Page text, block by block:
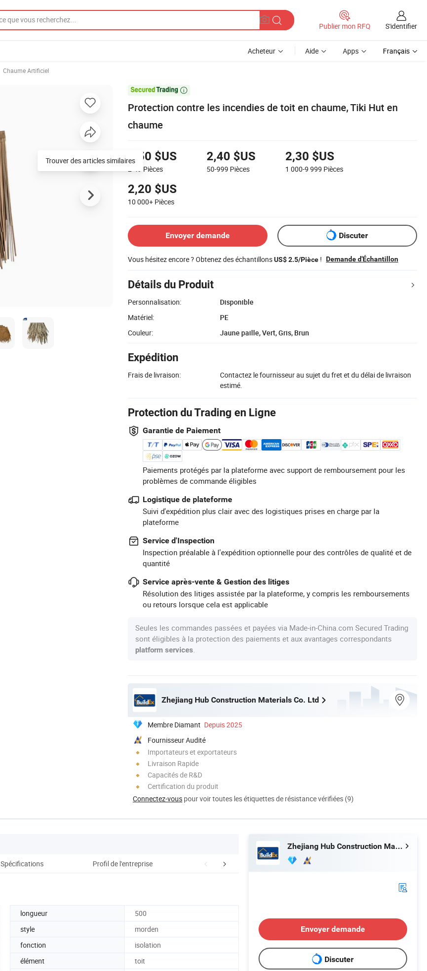
Publier mon RFQ S'identifier
Acheteur Aide Apps Français
Chaume Artificiel

Protection contre les incendies de toit en chaume, Tiki Hut en
chaume
2,50 $US
2-49 Pièces
2,40 $US
50-999 Pièces
2,30 $US
1 000-9 999 Pièces
2,20 $US
10 000+ Pièces
Envoyer demande Discuter
Vous hésitez encore ? Obtenez des échantillonsUS$ 2.5/Pièce ! Demande d'Échantillon
Détails du Produit
Personnalisation:
Disponible
Matériel:
PE
Couleur:
Jaune paille, Vert, Gris, Brun
Expédition
Frais de livraison:
Contactez le fournisseur au sujet du fret et du délai de livraison
estimé.
Protection du Trading en Ligne
Garantie de Paiement
Paiements protégés par la plateforme avec support de remboursement pour les
problèmes de commande éligibles
Logistique de plateforme
Suivi d'expédition plus clair avec des logistiques prises en charge par la
plateforme
Service d'Inspection
Inspection préalable à l'expédition optionnelle pour des contrôles de qualité et de
quantité
Service après-vente & Gestion des litiges
Résolution des litiges assistée par la plateforme, y compris les remboursements
ou retours lorsque cela est applicable
Seules les commandes passées et payées via Made-in-China.com Secured Trading
sont éligibles à la protection des paiements et aux avantages correspondants
platform services
Zhejiang Hub Construction Materials Co. Ltd
Membre Diamant Depuis 2025
Fournisseur Audité
Importateurs et exportateurs
Livraison Rapide
Capacités de R&D
Certification du produit
Connectez-vous pour voir toutes les étiquettes de résistance vérifiées (9)
Trouver des articles similaires
Spécifications Profil de l'entreprise FAQ
longueur
500
style
morden
fonction
isolation
élément
toit
Zhejiang Hub Construction Materials Co. Ltd
Envoyer demande
Discuter